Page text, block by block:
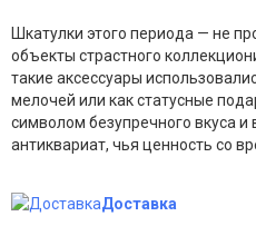
Шкатулки этого периода — не
объекты страстного
такие аксессуары
мелочей или как статусные
символом безупречного вкуса
антиквариат, чья ценность со
Доставка